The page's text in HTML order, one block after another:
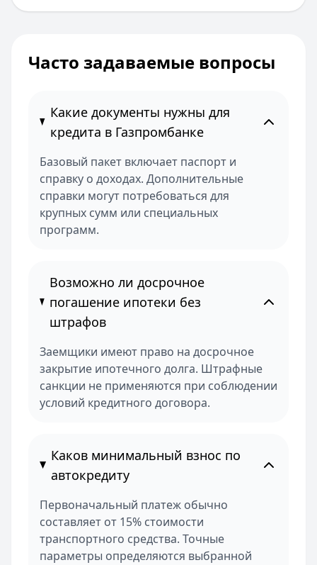
Часто задаваемые вопросы
Какие документы нужны для
кредита в Газпромбанке
Базовый пакет включает паспорт и
справку о доходах. Дополнительные
справки могут потребоваться для
крупных сумм или специальных
программ.
Возможно ли досрочное
погашение ипотеки без
штрафов
Заемщики имеют право на досрочное
закрытие ипотечного долга. Штрафные
санкции не применяются при соблюдении
условий кредитного договора.
Каков минимальный взнос по
автокредиту
Первоначальный платеж обычно
составляет от 15% стоимости
транспортного средства. Точные
параметры определяются выбранной